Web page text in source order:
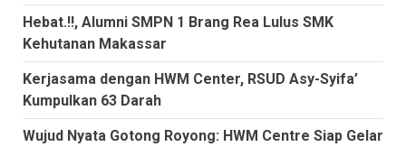
Hebat.!!, Alumni SMPN 1 Brang Rea Lulus SMK
Kehutanan Makassar
Kerjasama dengan HWM Center, RSUD Asy-Syifa’
Kumpulkan 63 Darah
Wujud Nyata Gotong Royong: HWM Centre Siap Gelar